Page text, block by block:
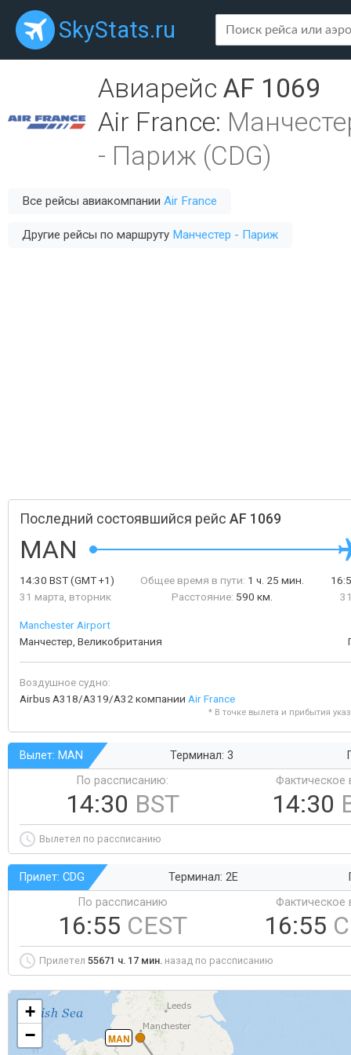
SkyStats.ru
Авиарейс AF 1069
Air France:
- Париж (CDG)
Все рейсы авиакомпании Air France
Другие рейсы по маршруту Манчестер - Париж
Последний состоявшийся рейс AF 1069
MAN
14:30 BST(GMT +1)
31 марта, вторник
Общее время в пути: 1 ч. 25 мин.
Расстояние: 590 км.
Manchester Airport
Манчестер, Великобритания
Воздушное судно:
Airbus A318/A319/A32 компании Air France
* В точке вылета и прибытия
Вылет: MAN Терминал: 3
По рассписанию:
14:30 BST
Фактическое
14:30
Вылетел по рассписанию
Прилет: CDG Терминал: 2E
По рассписанию
16:55 CEST
Фактическое
16:55
Прилетел 55671 ч. 17 мин. назад по рассписанию
MAN
+
−